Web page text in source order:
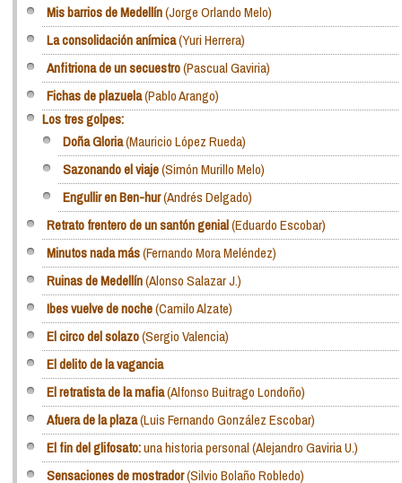
Mis barrios de Medellín(Jorge Orlando Melo)
La consolidación anímica(Yuri Herrera)
Anfitriona de un secuestro(Pascual Gaviria)
Fichas de plazuela(Pablo Arango)
Los tres golpes:
Doña Gloria(Mauricio López Rueda)
Sazonando el viaje(Simón Murillo Melo)
Engullir en Ben-hur(Andrés Delgado)
Retrato frentero de un santón genial(Eduardo Escobar)
Minutos nada más(Fernando Mora Meléndez)
Ruinas de Medellín(Alonso Salazar J.)
Ibes vuelve de noche(Camilo Alzate)
El circo del solazo(Sergio Valencia)
El delito de la vagancia
El retratista de la mafia(Alfonso Buitrago Londoño)
Afuera de la plaza(Luis Fernando González Escobar)
El fin del glifosato:una historia personal (Alejandro Gaviria U.)
Sensaciones de mostrador(Silvio Bolaño Robledo)